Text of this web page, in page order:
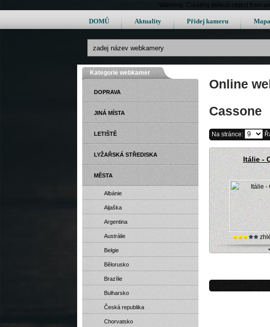
Warning: Creating default object from
DOMŮ Aktuality Přidej kameru
Online
Cassone
Na stránce:
Itálie -
Kategorie webkamer
DOPRAVA
JINÁ MÍSTA
LETIŠTĚ
LYŽAŘSKÁ STŘEDISKA
MĚSTA
Albánie
Aljaška
Argentina
Austrálie
Belgie
Bělorusko
Brazílie
Bulharsko
Česká republika
Chorvatsko